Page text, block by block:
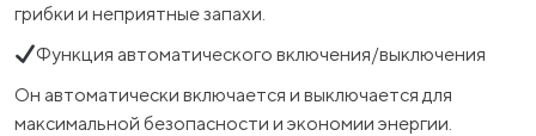
грибки и неприятные запахи.
Функция автоматического включения/выключения
Он автоматически включается и выключается для
максимальной безопасности и экономии энергии.